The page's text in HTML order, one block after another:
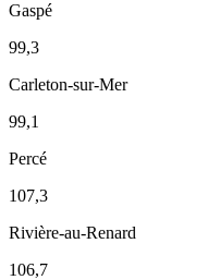
Gaspé
99,3
Carleton-sur-Mer
99,1
Percé
107,3
Rivière-au-Renard
106,7